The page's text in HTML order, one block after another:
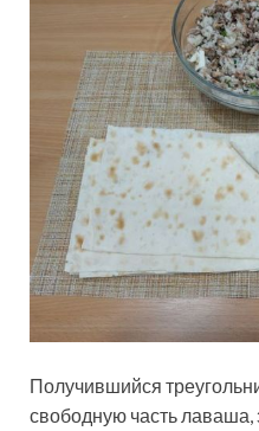
Получившийся
свободную часть